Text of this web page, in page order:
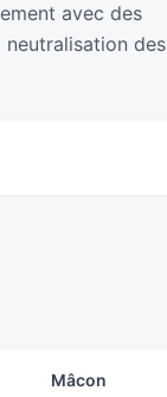
avec des
des
Mâcon